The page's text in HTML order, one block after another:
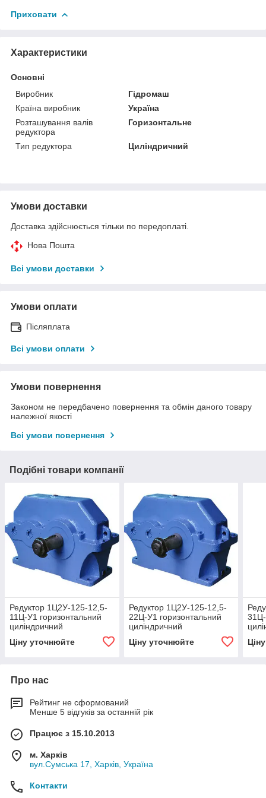
Приховати
Характеристики
Основні
Виробник
Гідромаш
Країна виробник
Україна
Розташування валів
редуктора
Горизонтальне
Тип редуктора Циліндричний
Умови доставки
Доставка здійснюється тільки по передоплаті.
Нова Пошта
Всі умови доставки
Умови оплати
Післяплата
Всі умови оплати
Умови повернення
Законом не передбачено повернення та обмін даного товару
належної якості
Всі умови повернення
Подібні товари компанії
Редуктор 1Ц2У-125-12,5-
11Ц-У1 горизонтальний
циліндричний
Ціну уточнюйте
Редуктор 1Ц2У-125-12,5-
22Ц-У1 горизонтальний
циліндричний
Ціну уточнюйте
Про нас
Рейтинг не сформований
Менше 5 відгуків за останній рік
Працює з 15.10.2013
м. Харків
вул.Сумська 17, Харків, Україна
Контакти